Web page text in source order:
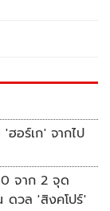
อร์เก' จากไป
0 จาก 2 จุด
ดวล 'สิงคโปร์'